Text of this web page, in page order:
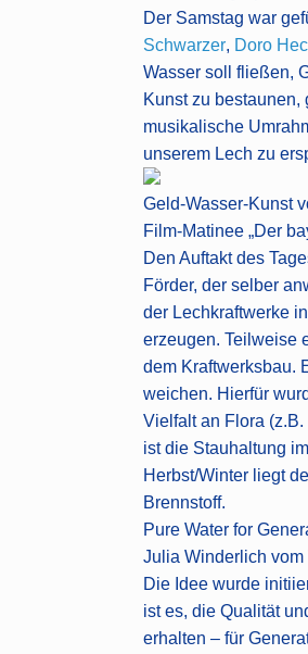
Der Samstag war
Schwarzer, Doro
Wasser soll fließen,
Kunst zu
musikalische
unserem Lech zu
Geld-Wasser-Kunst
Film-Matinee „Der
Den Auftakt des
Förder, der selber
der Lechkraftwerke
erzeugen. Teilweise
dem Kraftwerksbau.
weichen. Hierfür
Vielfalt an Flora
ist die Stauhaltung
Herbst/Winter liegt
Brennstoff.
Pure Water for
Julia Winderlich vom
Die Idee wurde
ist es, die Qualität
erhalten – für